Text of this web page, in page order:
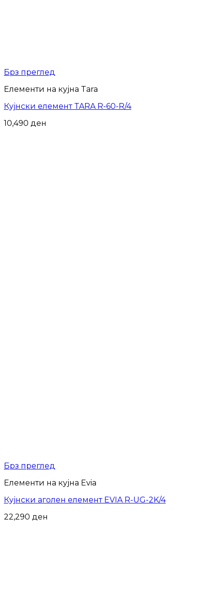
Брз преглед
Елементи на кујна Tara
Кујнски елемент TARA R-60-R/4
10,490 ден
Брз преглед
Елементи на кујна Evia
Кујнски аголен елемент EVIA R-UG-2K/4
22,290 ден